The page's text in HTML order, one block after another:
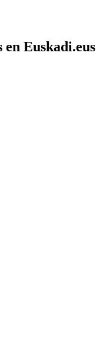
en Euskadi.eus